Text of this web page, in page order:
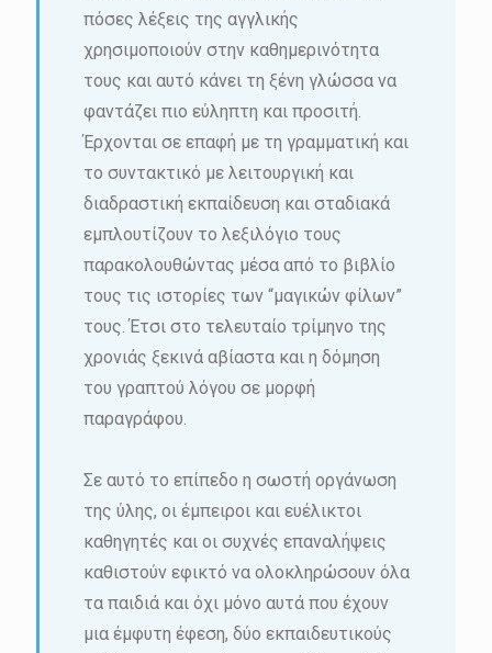
πόσες λέξεις της αγγλικής
χρησιμοποιούν στην καθημερινότητα
τους και αυτό κάνει τη ξένη γλώσσα να
φαντάζει πιο εύληπτη και προσιτή.
Έρχονται σε επαφή με τη γραμματική και
το συντακτικό με λειτουργική και
διαδραστική εκπαίδευση και σταδιακά
εμπλουτίζουν το λεξιλόγιο τους
παρακολουθώντας μέσα από το βιβλίο
τους τις ιστορίες των “μαγικών φίλων”
τους. Έτσι στο τελευταίο τρίμηνο της
χρονιάς ξεκινά αβίαστα και η δόμηση
του γραπτού λόγου σε μορφή
παραγράφου.
Σε αυτό το επίπεδο η σωστή οργάνωση
της ύλης, οι έμπειροι και ευέλικτοι
καθηγητές και οι συχνές επαναλήψεις
καθιστούν εφικτό να ολοκληρώσουν όλα
τα παιδιά και όχι μόνο αυτά που έχουν
μια έμφυτη έφεση, δύο εκπαιδευτικούς